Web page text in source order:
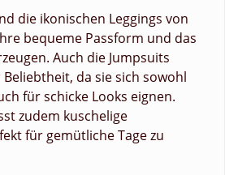
die ikonischen Leggings von
bequeme Passform und das
Auch die Jumpsuits
da sie sich sowohl
für schicke Looks eignen.
zudem kuschelige
für gemütliche Tage zu